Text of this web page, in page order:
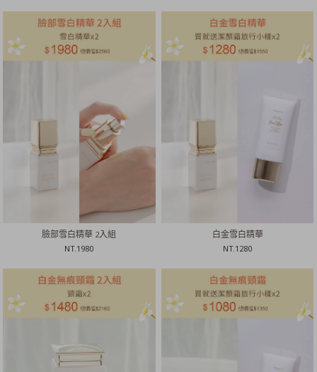
臉部雪白精華 2入組
NT.1980
白金雪白精華
NT.1280